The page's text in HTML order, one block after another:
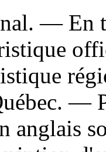
— En
—
anglais